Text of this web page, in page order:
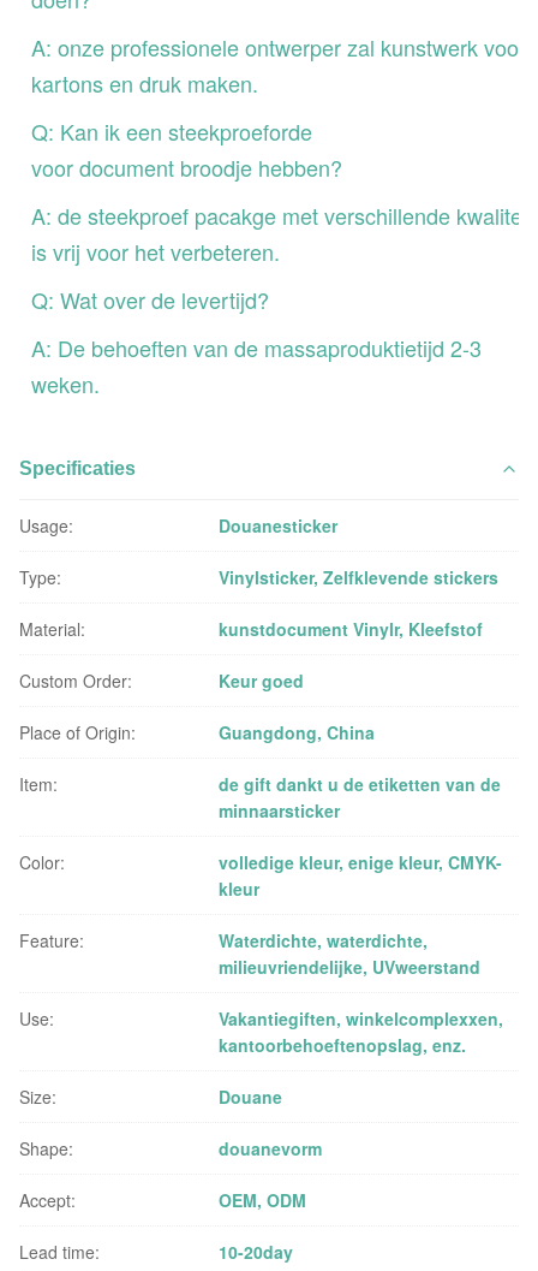
A: onze professionele ontwerper zal kunstwerk voor
kartons en druk maken.
Q: Kan ik een steekproeforde
voor document broodje hebben?
A: de steekproef pacakge met verschillende kwaliteit
is vrij voor het verbeteren.
Q: Wat over de levertijd?
A: De behoeften van de massaproduktietijd 2-3
weken.
Specificaties
Usage: Douanesticker
Type: Vinylsticker, Zelfklevende stickers
Material: kunstdocument Vinylr, Kleefstof
Custom Order: Keur goed
Place of Origin: Guangdong, China
Item:
de gift dankt u de etiketten van de
minnaarsticker
Color:
volledige kleur, enige kleur, CMYK-
kleur
Feature:
Waterdichte, waterdichte,
milieuvriendelijke, UVweerstand
Use:
Vakantiegiften, winkelcomplexxen,
kantoorbehoeftenopslag, enz.
Size: Douane
Shape: douanevorm
Accept: OEM, ODM
Lead time: 10-20day